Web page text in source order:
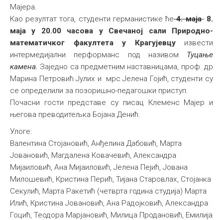
Мајера.
Као резултат тога, студенти германистике ће4. маја8.
маја у 20.00 часова у Свечаној сали Природно-
математичког факултета у Крагујевцу извести
интермедијални перформанс под називом Туцање
камена. Заједно са предметним наставницама, проф. др
Марина Петровић Јулих и мрс Јелена Гојић, студенти су
се определили за позоришно-педагошки приступ.
Почасни гости представе су писац Клеменс Мајер и
његова преводитељка Бојана Денић.
Улоге:
Валентина Стојановић, Анђелина Дабовић, Марта
Јовановић, Магдалена Ковачевић, Александра
Мијаиловић, Ана Мијаиловић, Јелена Пејић, Јована
Милошевић, Кристина Перић, Тијана Старовлах, Стојанка
Секулић, Марта Ракетић (четврта година студија) Марта
Илић, Кристина Јовановић, Ана Радојковић, Александра
Гоцић, Теодора Марјановић, Милица Продановић, Емилија